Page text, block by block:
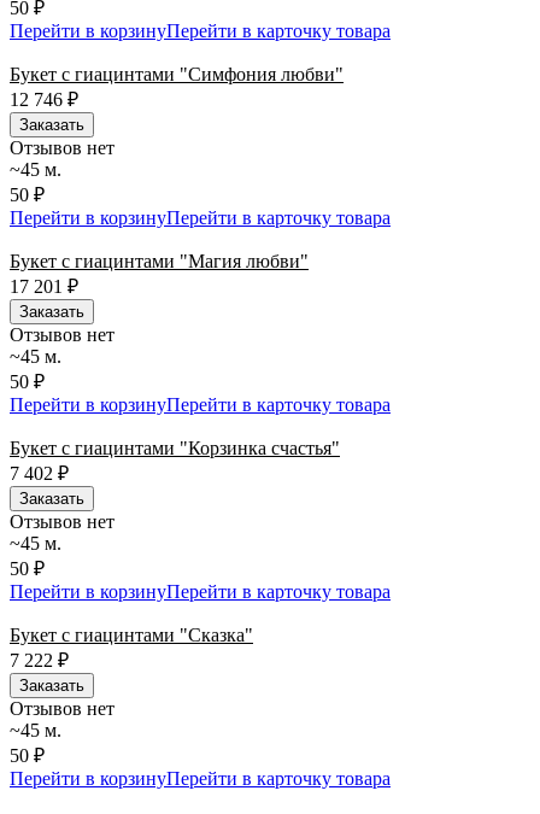
50 ₽
Перейти в корзинуПерейти в карточку товара
Букет с гиацинтами "Симфония любви"
12 746 ₽
Заказать
Отзывов нет
~45 м.
50 ₽
Перейти в корзинуПерейти в карточку товара
Букет с гиацинтами "Магия любви"
17 201
₽
Заказать
Отзывов нет
~45 м.
50 ₽
Перейти в корзинуПерейти в карточку товара
Букет с гиацинтами "Корзинка счастья"
7 402 ₽
Заказать
Отзывов нет
~45 м.
50 ₽
Перейти в корзинуПерейти в карточку товара
Букет с гиацинтами "Сказка"
7 222 ₽
Заказать
Отзывов нет
~45 м.
50 ₽
Перейти в корзинуПерейти в карточку товара